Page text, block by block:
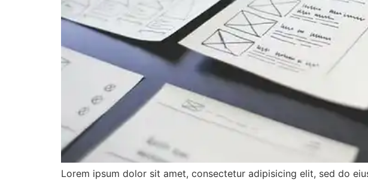
Lorem ipsum dolor sit amet, consectetur adipisicing elit, sed do